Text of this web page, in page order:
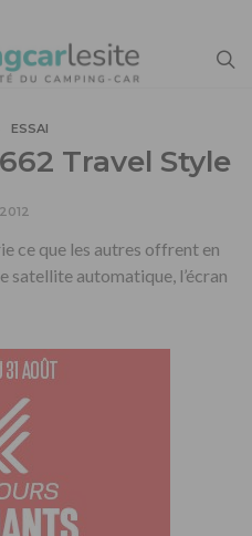
ESSAI
Travel Style
ce que les autres offrent en
satellite automatique, l’écran